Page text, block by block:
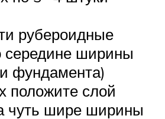
рубероидные
середине ширины
фундамента)
положите слой
чуть шире ширины